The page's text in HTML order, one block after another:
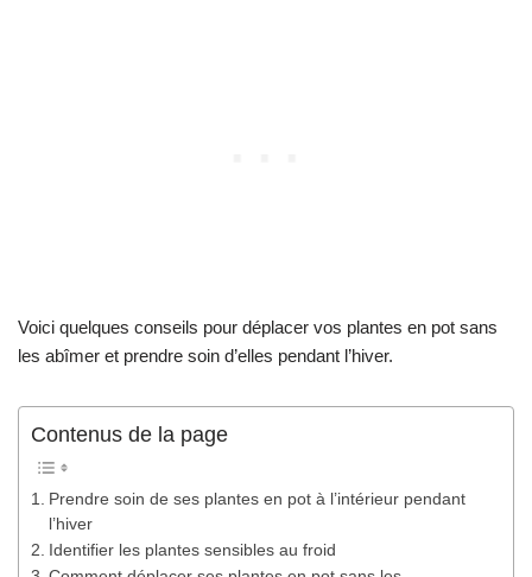
Voici quelques conseils pour déplacer vos plantes en pot sans
les abîmer et prendre soin d’elles pendant l’hiver.
Contenus de la page
Prendre soin de ses plantes en pot à l’intérieur pendant
l’hiver
Identifier les plantes sensibles au froid